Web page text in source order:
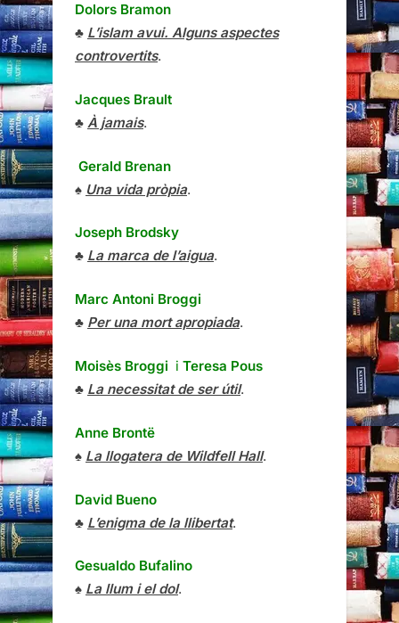
Dolors Bramon
♣ L’islam avui. Alguns aspectes
controvertits.
Jacques Brault
♣ À jamais.
Gerald Brenan
♠ Una vida pròpia.
Joseph Brodsky
♣ La marca de l’aigua.
Marc Antoni Broggi
♣ Per una mort apropiada.
Moisès Broggi i Teresa Pous
♣ La necessitat de ser útil.
Anne Brontë
♠ La llogatera de Wildfell Hall.
David Bueno
♣ L’enigma de la llibertat.
Gesualdo Bufalino
♠ La llum i el dol.